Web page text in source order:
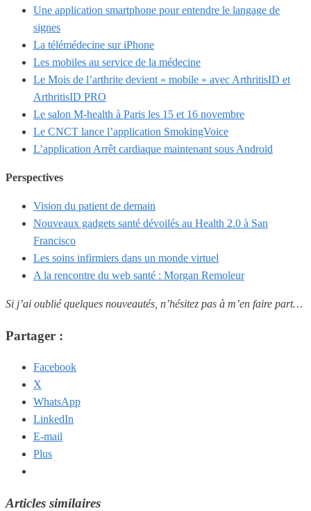
Une application smartphone pour entendre le langage de
signes
La télémédecine sur iPhone
Les mobiles au service de la médecine
Le Mois de l’arthrite devient « mobile » avec ArthritisID et
ArthritisID PRO
Le salon M-health à Paris les 15 et 16 novembre
Le CNCT lance l’application SmokingVoice
L’application Arrêt cardiaque maintenant sous Android
Perspectives
Vision du patient de demain
Nouveaux gadgets santé dévoilés au Health 2.0 à San
Francisco
Les soins infirmiers dans un monde virtuel
A la rencontre du web santé : Morgan Remoleur
Si j’ai oublié quelques nouveautés, n’hésitez pas à m’en faire part…
Partager :
Facebook
X
WhatsApp
LinkedIn
E-mail
Plus
Articles similaires